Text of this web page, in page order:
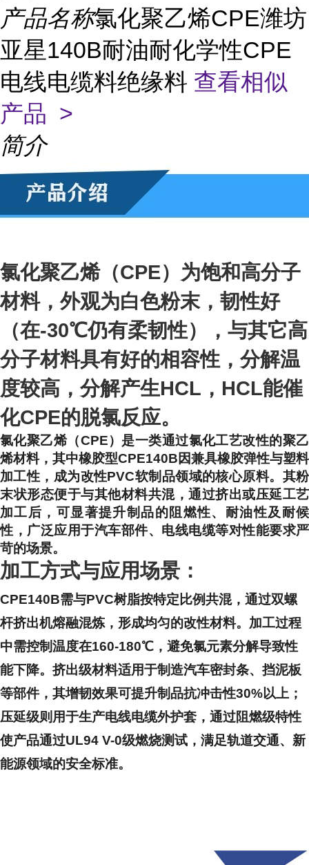
产品名称氯化聚乙烯CPE潍坊
亚星140B耐油耐化学性CPE
电线电缆料绝缘料 查看相似
产品 >
简介
氯化聚乙烯（CPE）为饱和高分子
材料，外观为白色粉末，韧性好
（在-30℃仍有柔韧性），与其它高
分子材料具有好的相容性，分解温
度较高，分解产生HCL，HCL能催
化CPE的脱氯反应。
氯化聚乙烯（CPE）是一类通过氯化工艺改性的聚乙
烯材料，其中橡胶型CPE140B因兼具橡胶弹性与塑料
加工性，成为改性PVC软制品领域的核心原料。其粉
末状形态便于与其他材料共混，通过挤出或压延工艺
加工后，可显著提升制品的阻燃性、耐油性及耐候
性，广泛应用于汽车部件、电线电缆等对性能要求严
苛的场景。
加工方式与应用场景：
CPE140B需与PVC树脂按特定比例共混，通过双螺
杆挤出机熔融混炼，形成均匀的改性材料。加工过程
中需控制温度在160-180℃，避免氯元素分解导致性
能下降。挤出级材料适用于制造汽车密封条、挡泥板
等部件，其增韧效果可提升制品抗冲击性30%以上；
压延级则用于生产电线电缆外护套，通过阻燃级特性
使产品通过UL94 V-0级燃烧测试，满足轨道交通、新
能源领域的安全标准。